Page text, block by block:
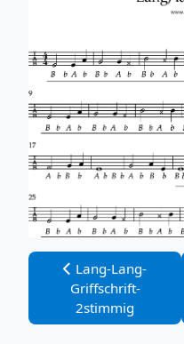
Vorheriger
Lang-Lang-
Griffschrift-
2stimmig